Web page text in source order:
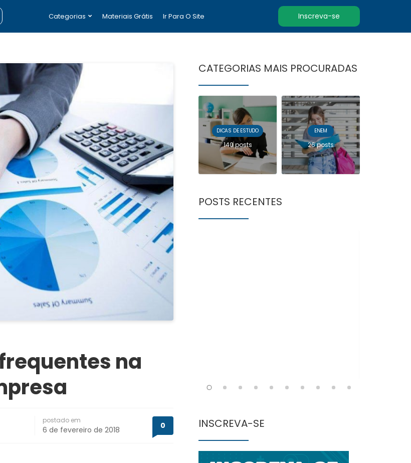
Categorias Materiais Grátis Ir Para O Site Inscreva-se
na
postado em
6 de fevereiro de 2018 0
CATEGORIAS MAIS PROCURADAS
DICAS DE ESTUDO
140 posts
ENEM
26 posts
POSTS RECENTES
INSCREVA-SE